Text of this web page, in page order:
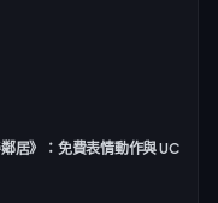
居》：免費表情動作與 UC